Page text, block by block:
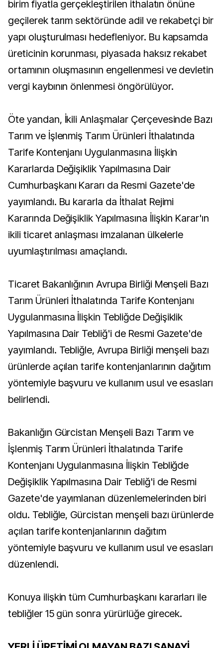
birim fiyatla gerçekleştirilen ithalatın önüne
geçilerek tarım sektöründe adil ve rekabetçi bir
yapı oluşturulması hedefleniyor. Bu kapsamda
üreticinin korunması, piyasada haksız rekabet
ortamının oluşmasının engellenmesi ve devletin
vergi kaybının önlenmesi öngörülüyor.
Öte yandan, İkili Anlaşmalar Çerçevesinde Bazı
Tarım ve İşlenmiş Tarım Ürünleri İthalatında
Tarife Kontenjanı Uygulanmasına İlişkin
Kararlarda Değişiklik Yapılmasına Dair
Cumhurbaşkanı Kararı da Resmi Gazete'de
yayımlandı. Bu kararla da İthalat Rejimi
Kararında Değişiklik Yapılmasına İlişkin Karar'ın
ikili ticaret anlaşması imzalanan ülkelerle
uyumlaştırılması amaçlandı.
Ticaret Bakanlığının Avrupa Birliği Menşeli Bazı
Tarım Ürünleri İthalatında Tarife Kontenjanı
Uygulanmasına İlişkin Tebliğde Değişiklik
Yapılmasına Dair Tebliğ'i de Resmi Gazete'de
yayımlandı. Tebliğle, Avrupa Birliği menşeli bazı
ürünlerde açılan tarife kontenjanlarının dağıtım
yöntemiyle başvuru ve kullanım usul ve esasları
belirlendi.
Bakanlığın Gürcistan Menşeli Bazı Tarım ve
İşlenmiş Tarım Ürünleri İthalatında Tarife
Kontenjanı Uygulanmasına İlişkin Tebliğde
Değişiklik Yapılmasına Dair Tebliğ'i de Resmi
Gazete'de yayımlanan düzenlemelerinden biri
oldu. Tebliğle, Gürcistan menşeli bazı ürünlerde
açılan tarife kontenjanlarının dağıtım
yöntemiyle başvuru ve kullanım usul ve esasları
düzenlendi.
Konuya ilişkin tüm Cumhurbaşkanı kararları ile
tebliğler 15 gün sonra yürürlüğe girecek.